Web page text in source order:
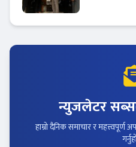
न्युजलेटर
हाम्रो दैनिक समाचार र महत्त्वपूर्ण